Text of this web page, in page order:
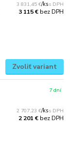
3 831,45 €/ks
3 115 €bez DPH
Zvoliť variant
2 707,23 €/ks
2 201 €bez DPH
7 dní